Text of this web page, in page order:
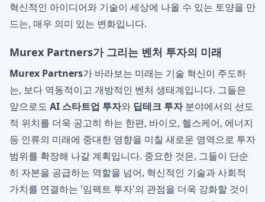
혁신적인 아이디어와 기술이 세상에 나올 수 있는 토양을 만
드는, 매우 의미 있는 변화입니다.
Murex Partners가 그리는 벤처 투자의 미래
Murex Partners가 바라보는 미래는 기술 혁신이 주도하
는, 보다 역동적이고 개방적인 벤처 생태계입니다. 그들은
앞으로도 AI 스타트업 투자와 딥테크 투자분야에서의 선도
적 위치를 더욱 공고히 하는 한편, 바이오, 헬스케어, 에너지
등 인류의 미래에 중대한 영향을 미칠 새로운 영역으로 투자
범위를 확장해 나갈 계획입니다. 중요한 것은, 그들이 단순
히 자본을 공급하는 역할을 넘어, 혁신적인 기술과 사회적
가치를 연결하는 '임팩트 투자'의 관점을 더욱 강화할 것이